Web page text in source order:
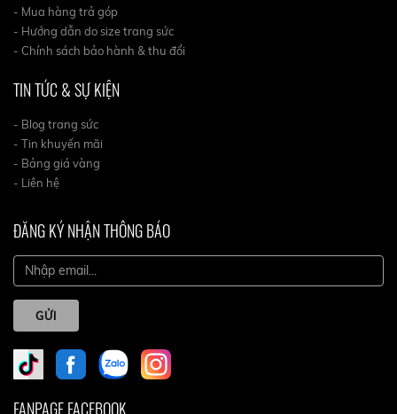
- Mua hàng trả góp
- Hướng dẫn do size trang sức
- Chính sách bảo hành & thu đổi
TIN TỨC & SỰ KIỆN
- Blog trang sức
- Tin khuyến mãi
- Bảng giá vàng
- Liên hệ
ĐĂNG KÝ NHẬN THÔNG BÁO
GỬI
FANPAGE FACEBOOK